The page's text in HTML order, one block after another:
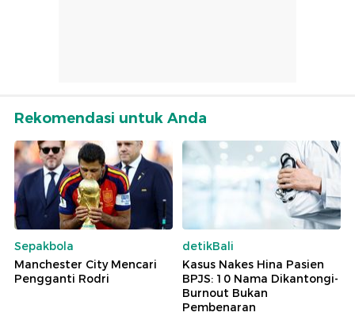
Rekomendasi untuk Anda
Sepakbola
Manchester City Mencari
Pengganti Rodri
detikBali
Kasus Nakes Hina Pasien
BPJS: 10 Nama Dikantongi-
Burnout Bukan
Pembenaran